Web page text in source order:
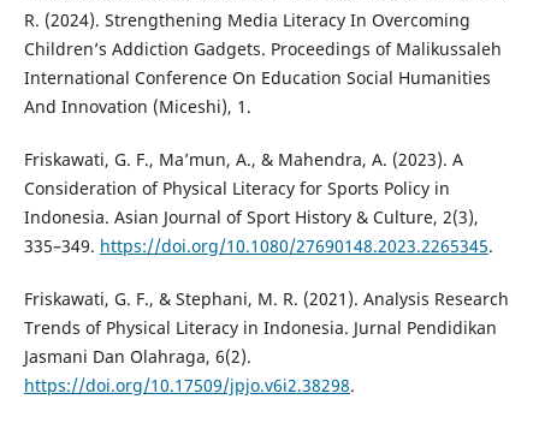
R. (2024). Strengthening Media Literacy In Overcoming
Children’s Addiction Gadgets. Proceedings of Malikussaleh
International Conference On Education Social Humanities
And Innovation (Miceshi), 1.
Friskawati, G. F., Ma’mun, A., & Mahendra, A. (2023). A
Consideration of Physical Literacy for Sports Policy in
Indonesia. Asian Journal of Sport History & Culture, 2(3),
335–349. https://doi.org/10.1080/27690148.2023.2265345.
Friskawati, G. F., & Stephani, M. R. (2021). Analysis Research
Trends of Physical Literacy in Indonesia. Jurnal Pendidikan
Jasmani Dan Olahraga, 6(2).
https://doi.org/10.17509/jpjo.v6i2.38298.